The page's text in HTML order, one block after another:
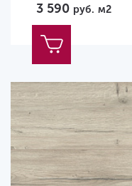
3 590 руб. м2